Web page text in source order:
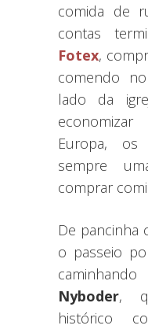
comida de
contas
Fotex,
comendo
lado da
Europa, os
sempre
comprar
De pancinha
o passeio
Nyboder,
histórico